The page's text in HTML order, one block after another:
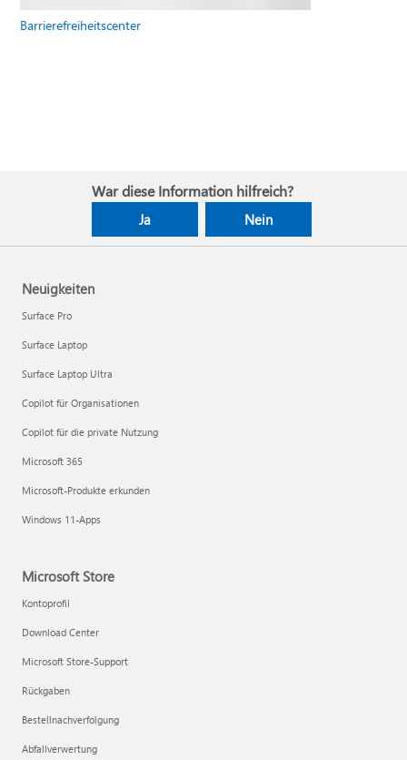
Barrierefreiheitscenter
War diese Information hilfreich?
Ja Nein
Neuigkeiten
Surface Pro
Surface Laptop
Surface Laptop Ultra
Copilot für Organisationen
Copilot für die private Nutzung
Microsoft 365
Microsoft-Produkte erkunden
Windows 11-Apps
Microsoft Store
Kontoprofil
Download Center
Microsoft Store-Support
Rückgaben
Bestellnachverfolgung
Abfallverwertung